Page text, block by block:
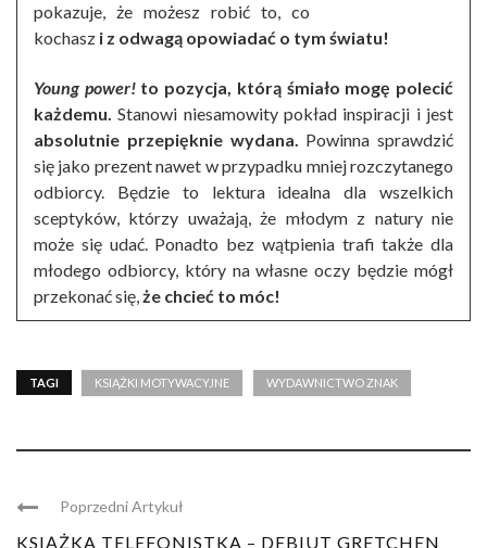
pokazuje, że możesz robić to, co
kochasz i z odwagą opowiadać o tym światu!
Young power! to pozycja, którą śmiało mogę polecić
każdemu. Stanowi niesamowity pokład inspiracji i jest
absolutnie przepięknie wydana. Powinna sprawdzić
się jako prezent nawet w przypadku mniej rozczytanego
odbiorcy. Będzie to lektura idealna dla wszelkich
sceptyków, którzy uważają, że młodym z natury nie
może się udać. Ponadto bez wątpienia trafi także dla
młodego odbiorcy, który na własne oczy będzie mógł
przekonać się,że chcieć to móc!
TAGI KSIĄŻKI MOTYWACYJNE WYDAWNICTWO ZNAK
Poprzedni Artykuł
KSIĄŻKA TELEFONISTKA – DEBIUT GRETCHEN